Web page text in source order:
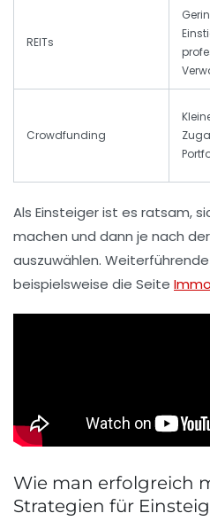
REITs
Crowdfunding
Als Einsteiger ist es ratsam,
machen und dann je nach
auszuwählen.
beispielsweise die Seite
Wie man erfolgreich
Strategien für